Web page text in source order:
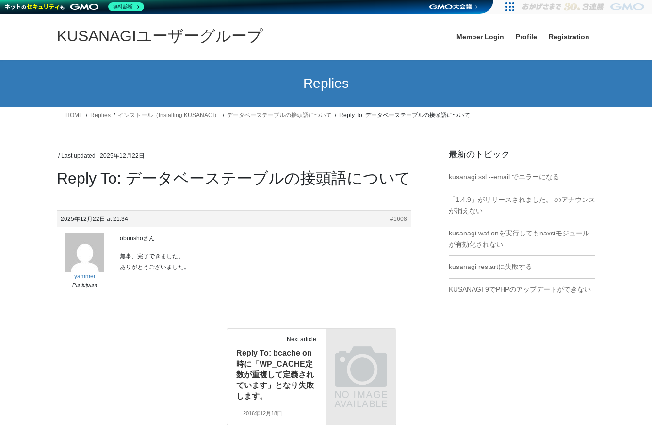
KUSANAGIユーザーグループ Member Login Profile Registration
Replies
HOME Replies インストール（Installing KUSANAGI） データベーステーブルの接頭語について Reply To: データベーステーブルの接頭語について
/ Last updated : 2025年12月22日
Reply To: データベーステーブルの接頭語について
2025年12月22日 at 21:34 #1608
yammer
Participant
obunshoさん
無事、完了できました。
ありがとうございました。
Next article
Reply To: bcache on
時に「WP_CACHE定
数が重複して定義され
ています」となり失敗
します。
2016年12月18日
最新のトピック
kusanagi ssl --email でエラーになる
「1.4.9」がリリースされました。 のアナウンス
が消えない
kusanagi waf onを実行してもnaxsiモジュール
が有効化されない
kusanagi restartに失敗する
KUSANAGI 9でPHPのアップデートができない
無料診断